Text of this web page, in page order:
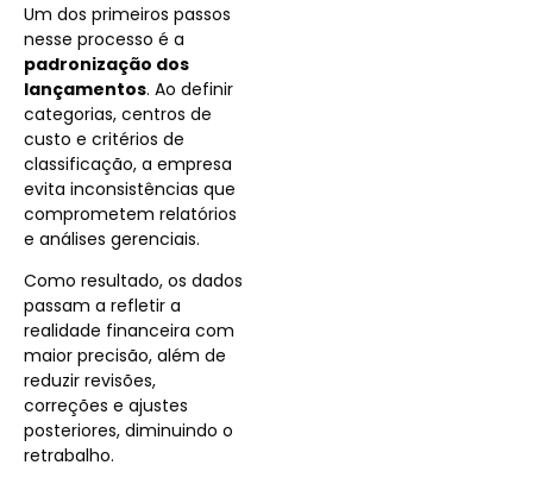
Um dos primeiros passos
nesse processo é a
padronização dos
lançamentos. Ao definir
categorias, centros de
custo e critérios de
classificação, a empresa
evita inconsistências que
comprometem relatórios
e análises gerenciais.
Como resultado, os dados
passam a refletir a
realidade financeira com
maior precisão, além de
reduzir revisões,
correções e ajustes
posteriores, diminuindo o
retrabalho.